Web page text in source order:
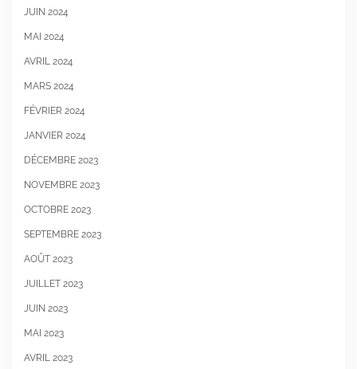
JUIN 2024
MAI 2024
AVRIL 2024
MARS 2024
FÉVRIER 2024
JANVIER 2024
DÉCEMBRE 2023
NOVEMBRE 2023
OCTOBRE 2023
SEPTEMBRE 2023
AOÛT 2023
JUILLET 2023
JUIN 2023
MAI 2023
AVRIL 2023